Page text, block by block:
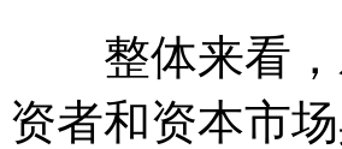
整体来看，
资者和资本市